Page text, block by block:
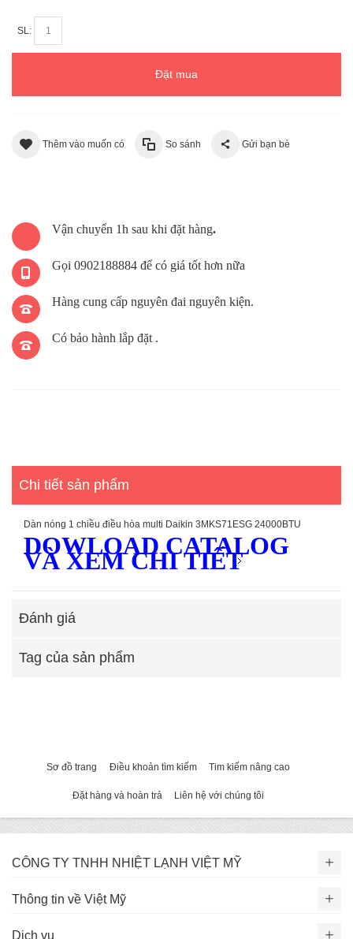
SL:
Đặt mua
Thêm vào muốn có So sánh Gửi bạn bè
Vận chuyển 1h sau khi đặt hàng.
Gọi 0902188884 để có giá tốt hơn nữa
Hàng cung cấp nguyên đai nguyên kiện.
Có bảo hành lắp đặt .
Chi tiết sản phẩm
Dàn nóng 1 chiều điều hòa multi Daikin 3MKS71ESG 24000BTU
DOWLOAD CATALOG
VÀ XEM CHI TIẾT
Đánh giá
Tag của sản phẩm
Sơ đồ trang Điều khoản tìm kiếm Tim kiếm nâng cao
Đặt hàng và hoàn trả Liên hệ với chúng tôi
CÔNG TY TNHH NHIỆT LẠNH VIỆT MỸ
Thông tin về Việt Mỹ
Dịch vụ